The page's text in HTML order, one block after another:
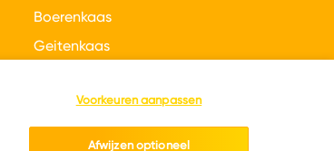
Boerenkaas
Geitenkaas
Voorkeuren aanpassen
Afwijzen optioneel